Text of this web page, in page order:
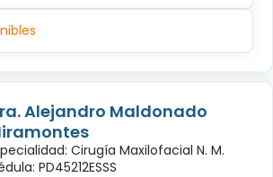
Alejandro Maldonado
Cirugía Maxilofacial N. M.
PD45212ESSS